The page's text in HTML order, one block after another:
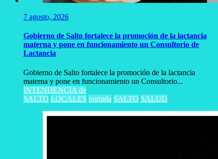
7 agosto, 2026
Gobierno de Salto fortalece la promoción de la lactancia
materna y pone en funcionamiento un Consultorio de
Lactancia
Gobierno de Salto fortalece la promoción de la lactancia
materna y pone en funcionamiento un Consultorio...
INTENDENCIA de
SALTO LOCALES portada SALTO SALUD